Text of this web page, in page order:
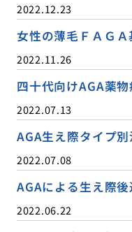
2022.12.23
女性の薄毛ＦＡＧ
2022.11.26
四十代向けAGA薬
2022.07.13
AGA生え際タイプ
2022.07.08
AGAによる生え際
2022.06.22